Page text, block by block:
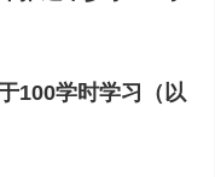
100学时学习（以